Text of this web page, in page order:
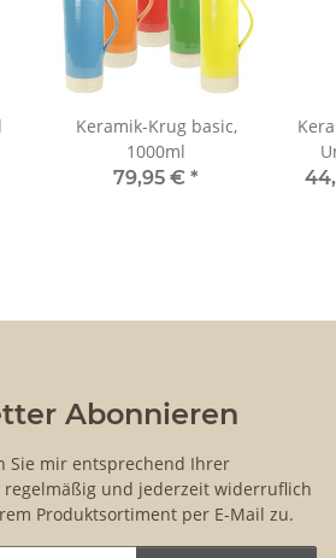
Keramik-Krug basic,
1000ml
79,95 € *
Abonnieren
Sie mir entsprechend Ihrer
regelmäßig und jederzeit widerruflich
Produktsortiment per E-Mail zu.